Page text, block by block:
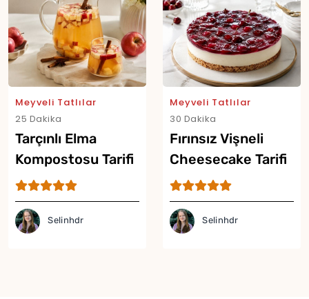
Meyveli Tatlılar
25 Dakika
Tarçınlı Elma
Kompostosu Tarifi
Selinhdr
Meyveli Tatlılar
30 Dakika
Fırınsız Vişneli
Cheesecake Tarifi
Selinhdr